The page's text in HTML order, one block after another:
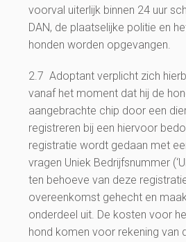
voorval uiterlijk binnen 24 uur
DAN, de plaatselijke politie en
honden worden opgevangen.
2.7 Adoptant verplicht zich
vanaf het moment dat hij de
aangebrachte chip door een
registreren bij een hiervoor
registratie wordt gedaan met
vragen Uniek Bedrijfsnummer
ten behoeve van deze
overeenkomst gehecht en
onderdeel uit. De kosten voor
hond komen voor rekening van